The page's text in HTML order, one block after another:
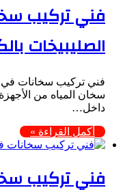
فني تركيب
الصليبيخات
فني تركيب سخانات في
سخان المياه من الأجهزة
داخل…
أكمل القراءة »
فني تركيب